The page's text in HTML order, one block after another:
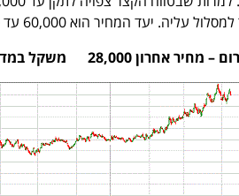
עליה. יעד המחיר הוא 60,000 עד סוף 2018.
אחרון 28,000 משקל במדד 4.53%